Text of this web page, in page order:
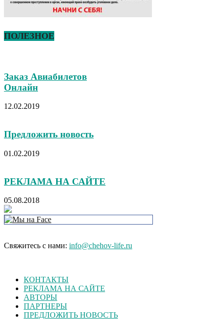
ПОЛЕЗНОЕ
Заказ Авиабилетов
Онлайн
12.02.2019
Предложить новость
01.02.2019
РЕКЛАМА НА САЙТЕ
05.08.2018
Свяжитесь с нами: info@chehov-life.ru
КОНТАКТЫ
РЕКЛАМА НА САЙТЕ
АВТОРЫ
ПАРТНЕРЫ
ПРЕДЛОЖИТЬ НОВОСТЬ